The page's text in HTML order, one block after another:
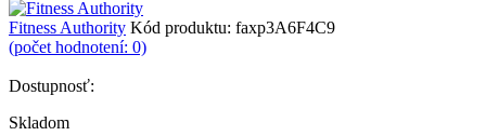
Fitness Authority Kód produktu: faxp3A6F4C9
(počet hodnotení: 0)
Dostupnosť:
Skladom